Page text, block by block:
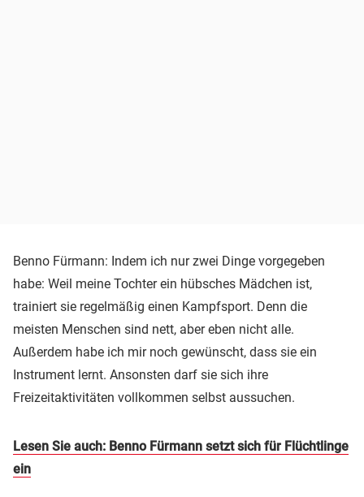
Benno Fürmann: Indem ich nur zwei Dinge vorgegeben
habe: Weil meine Tochter ein hübsches Mädchen ist,
trainiert sie regelmäßig einen Kampfsport. Denn die
meisten Menschen sind nett, aber eben nicht alle.
Außerdem habe ich mir noch gewünscht, dass sie ein
Instrument lernt. Ansonsten darf sie sich ihre
Freizeitaktivitäten vollkommen selbst aussuchen.
Lesen Sie auch: Benno Fürmann setzt sich für Flüchtlinge
ein